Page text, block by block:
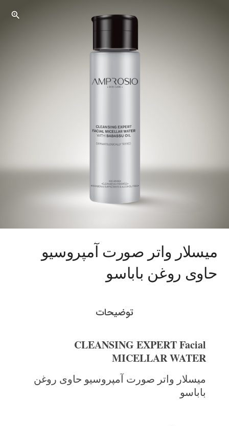
میسلار واتر صورت آمپروسیو
حاوی روغن باباسو
توضیحات
CLEANSING EXPERT Facial
MICELLAR WATER
میسلار واتر صورت آمپروسیو حاوی روغن
باباسو